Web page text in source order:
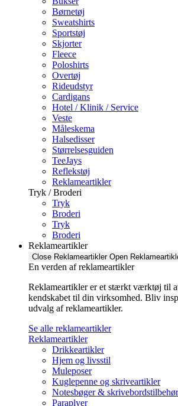
Børnetøj
Sweatshirts
Sportstøj
Skjorter
Fleece
Poloshirts
Overtøj
Rideudstyr
Cardigans
Hotel / Klinik / Service
Veste
Måleskema
Halsedisser
Størrelsesguiden
TeeJays
Reflekstøj
Reklameartikler
Tryk / Broderi
Tryk
Broderi
Tryk
Broderi
Reklameartikler
Close Reklameartikler Open
En verden af reklameartikler ​
Reklameartikler er et stærkt værktøj til
kendskabet til din virksomhed. Bliv
udvalg af reklameartikler.
Se alle reklameartikler
Reklameartikler
Drikkeartikler
Hjem og livsstil
Muleposer
Kuglepenne og skriveartikler
Notesbøger & skrivebordstilbehør
Paraplyer